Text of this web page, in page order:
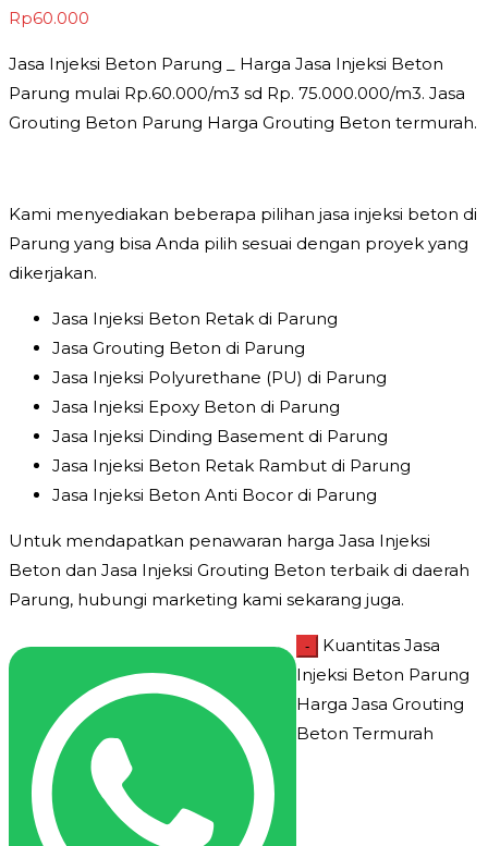
Rp60.000
Jasa Injeksi Beton Parung _ Harga Jasa Injeksi Beton
Parung mulai Rp.60.000/m3 sd Rp. 75.000.000/m3. Jasa
Grouting Beton Parung Harga Grouting Beton termurah.
Kami menyediakan beberapa pilihan jasa injeksi beton di
Parung yang bisa Anda pilih sesuai dengan proyek yang
dikerjakan.
Jasa Injeksi Beton Retak di Parung
Jasa Grouting Beton di Parung
Jasa Injeksi Polyurethane (PU) di Parung
Jasa Injeksi Epoxy Beton di Parung
Jasa Injeksi Dinding Basement di Parung
Jasa Injeksi Beton Retak Rambut di Parung
Jasa Injeksi Beton Anti Bocor di Parung
Untuk mendapatkan penawaran harga Jasa Injeksi
Beton dan Jasa Injeksi Grouting Beton terbaik di daerah
Parung, hubungi marketing kami sekarang juga.
-
Kuantitas Jasa
Injeksi Beton Parung
Harga Jasa Grouting
Beton Termurah